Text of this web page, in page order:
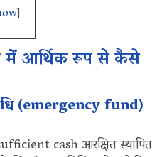
]
में आर्थिक रूप से कैसे
(emergency fund)
cash आरक्षित स्थापित